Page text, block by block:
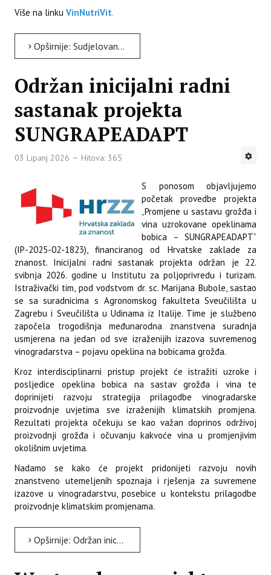
Više na linku VinNutriVit.
Opširnije: Sudjelovanje na „61. hrvatskom i 21. međunarodnom Simpoziju agronoma.“
Održan inicijalni radni
sastanak projekta
SUNGRAPEADAPT
03 Lipanj 2026 Hitova: 365
S ponosom objavljujemo
početak provedbe projekta
„Promjene u sastavu grožđa i
vina uzrokovane opeklinama
bobica – SUNGRAPEADAPT”
(IP-2025-02-1823), financiranog od Hrvatske zaklade za
znanost. Inicijalni radni sastanak projekta održan je 22.
svibnja 2026. godine u Institutu za poljoprivredu i turizam.
Istraživački tim, pod vodstvom dr. sc. Marijana Bubole, sastao
se sa suradnicima s Agronomskog fakulteta Sveučilišta u
Zagrebu i Sveučilišta u Udinama iz Italije. Time je službeno
započela trogodišnja međunarodna znanstvena suradnja
usmjerena na jedan od sve izraženijih izazova suvremenog
vinogradarstva – pojavu opeklina na bobicama grožđa.
Kroz interdisciplinarni pristup projekt će istražiti uzroke i
posljedice opeklina bobica na sastav grožđa i vina te
doprinijeti razvoju strategija prilagodbe vinogradarske
proizvodnje uvjetima sve izraženijih klimatskih promjena.
Rezultati projekta očekuju se kao važan doprinos održivoj
proizvodnji grožđa i očuvanju kakvoće vina u promjenjivim
okolišnim uvjetima.
Nadamo se kako će projekt pridonijeti razvoju novih
znanstveno utemeljenih spoznaja i rješenja za suvremene
izazove u vinogradarstvu, posebice u kontekstu prilagodbe
proizvodnje klimatskim promjenama.
Opširnije: Održan inicijalni radni sastanak projekta SUNGRAPEADAPT